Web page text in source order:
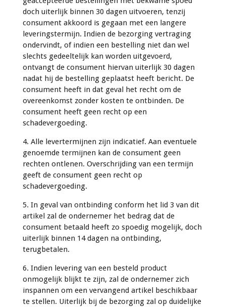
doch uiterlijk binnen 30 dagen uitvoeren, tenzij
consument akkoord is gegaan met een langere
leveringstermijn. Indien de bezorging vertraging
ondervindt, of indien een bestelling niet dan wel
slechts gedeeltelijk kan worden uitgevoerd,
ontvangt de consument hiervan uiterlijk 30 dagen
nadat hij de bestelling geplaatst heeft bericht. De
consument heeft in dat geval het recht om de
overeenkomst zonder kosten te ontbinden. De
consument heeft geen recht op een
schadevergoeding.
4. Alle levertermijnen zijn indicatief. Aan eventuele
genoemde termijnen kan de consument geen
rechten ontlenen. Overschrijding van een termijn
geeft de consument geen recht op
schadevergoeding.
5. In geval van ontbinding conform het lid 3 van dit
artikel zal de ondernemer het bedrag dat de
consument betaald heeft zo spoedig mogelijk, doch
uiterlijk binnen 14 dagen na ontbinding,
terugbetalen.
6. Indien levering van een besteld product
onmogelijk blijkt te zijn, zal de ondernemer zich
inspannen om een vervangend artikel beschikbaar
te stellen. Uiterlijk bij de bezorging zal op duidelijke